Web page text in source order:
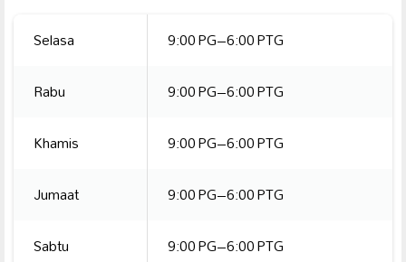
Selasa
9:00 PG–6:00 PTG
Rabu
9:00 PG–6:00 PTG
Khamis
9:00 PG–6:00 PTG
Jumaat
9:00 PG–6:00 PTG
Sabtu
9:00 PG–6:00 PTG